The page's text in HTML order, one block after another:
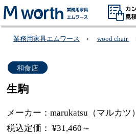
業務用家具エムワース wood chair
和食店
生駒
メーカー：marukatsu（マルカツ）
税込定価： ¥31,460～